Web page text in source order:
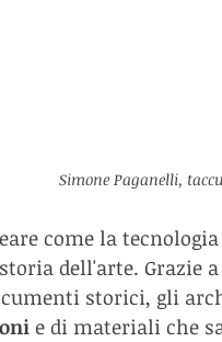
Simone Paganelli,
come la
dell'arte. Grazie
storici, gli
e di materiali che